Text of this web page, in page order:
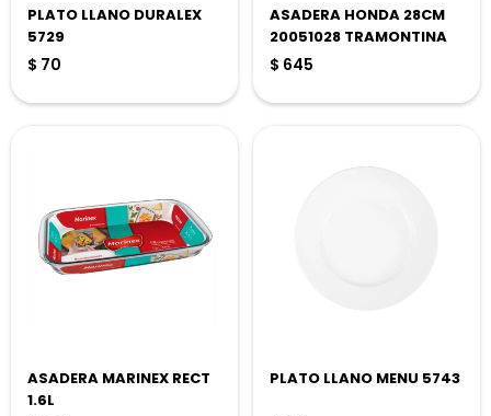
PLATO LLANO DURALEX
5729
$ 70
ASADERA HONDA 28CM
20051028 TRAMONTINA
$ 645
ASADERA MARINEX RECT
1.6L
PLATO LLANO MENU 5743